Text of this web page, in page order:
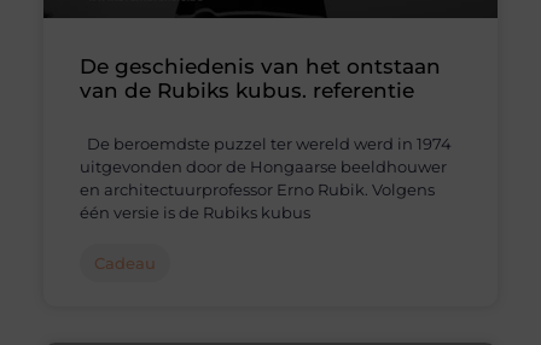
De geschiedenis van het ontstaan ​​
van de Rubiks kubus. referentie
De beroemdste puzzel ter wereld werd in 1974
uitgevonden door de Hongaarse beeldhouwer
en architectuurprofessor Erno Rubik. Volgens
één versie is de Rubiks kubus
Cadeau